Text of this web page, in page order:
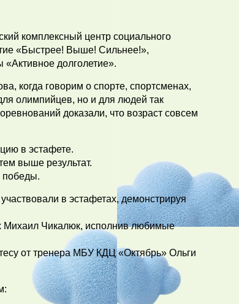
комплексный центр социального
«Быстрее! Выше! Сильнее!»,
долголетие».
когда говорим о спорте, спортсменах,
олимпийцев, но и для людей так
доказали, что возраст совсем
в эстафете.
выше результат.
в эстафетах, демонстрируя
Михаил Чикалюк, исполнив любимые
от тренера МБУ КДЦ «Октябрь» Ольги